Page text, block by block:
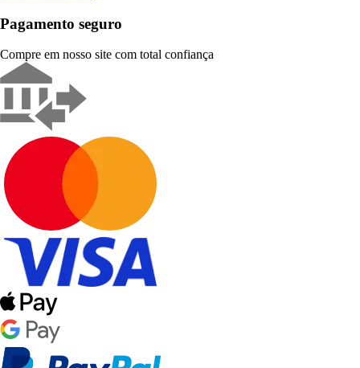
Pagamento seguro
Compre em nosso site com total confiança